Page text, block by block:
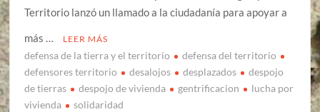
Territorio lanzó un llamado a la ciudadanía para apoyar a
más …
LEER MÁS
defensa de la tierra y el territorio
defensa del territorio
defensores territorio
desalojos desplazados
despojo
de tierras
despojo de vivienda gentrificacion
lucha por
vivienda
solidaridad